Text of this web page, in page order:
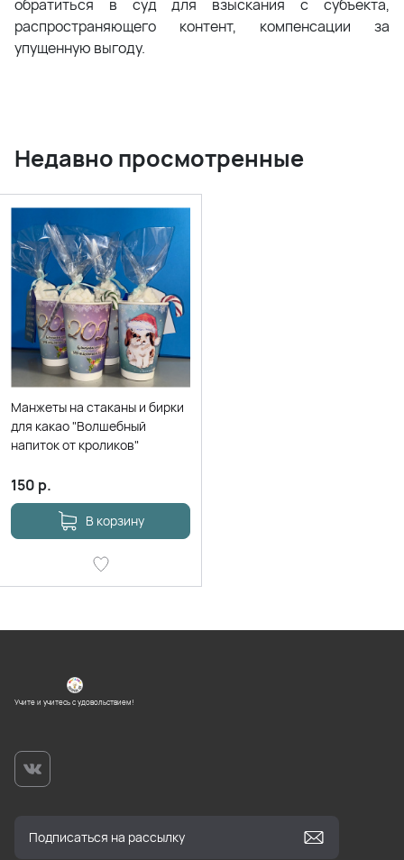
обратиться в суд для взыскания с субъекта,
распространяющего контент, компенсации за
упущенную выгоду.
Недавно просмотренные
Манжеты на стаканы и бирки
для какао "Волшебный
напиток от кроликов"
150 р.
В корзину
Учите и учитесь с удовольствием!